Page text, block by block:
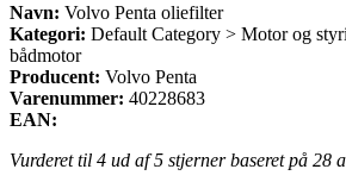
Navn: Volvo Penta oliefilter
Kategori: Default Category > Motor og
bådmotor
Producent: Volvo Penta
Varenummer: 40228683
EAN:
Vurderet til 4 ud af 5 stjerner baseret på 28